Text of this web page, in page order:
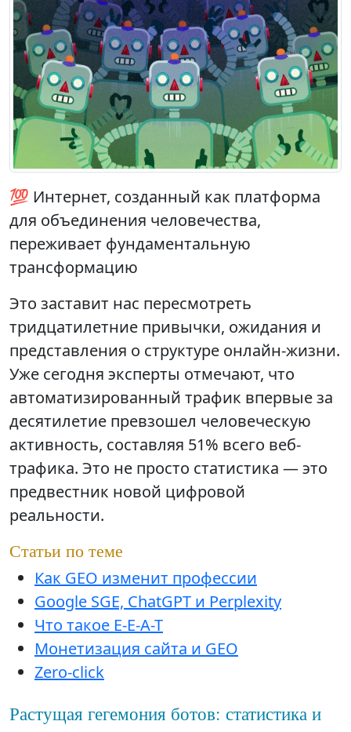
💯 Интернет, созданный как платформа
для объединения человечества,
переживает фундаментальную
трансформацию
Это заставит нас пересмотреть
тридцатилетние привычки, ожидания и
представления о структуре онлайн-жизни.
Уже сегодня эксперты отмечают, что
автоматизированный трафик впервые за
десятилетие превзошел человеческую
активность, составляя 51% всего веб-
трафика. Это не просто статистика — это
предвестник новой цифровой
реальности.
Статьи по теме
Как GEO изменит профессии
Google SGE, ChatGPT и Perplexity
Что такое E-E-A-T
Монетизация сайта и GEO
Zero-click
Растущая гегемония ботов: статистика и